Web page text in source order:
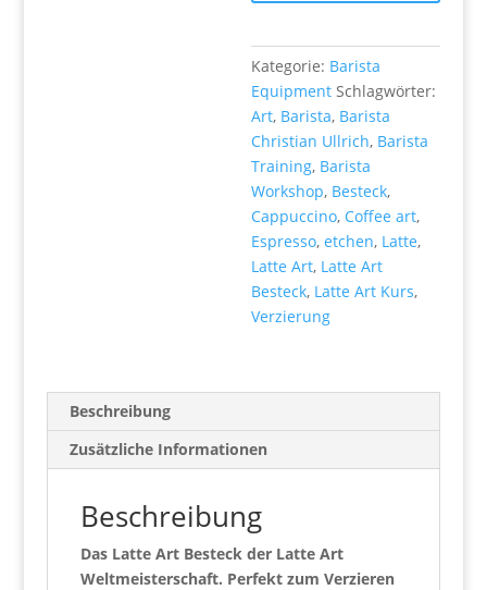
Kategorie: Barista
Equipment Schlagwörter:
Art, Barista, Barista
Christian Ullrich, Barista
Training, Barista
Workshop, Besteck,
Cappuccino, Coffee art,
Espresso,etchen, Latte,
Latte Art, Latte Art
Besteck, Latte Art Kurs,
Verzierung
Beschreibung
Zusätzliche Informationen
Beschreibung
Das Latte Art Besteck der Latte Art
Weltmeisterschaft. Perfekt zum Verzieren